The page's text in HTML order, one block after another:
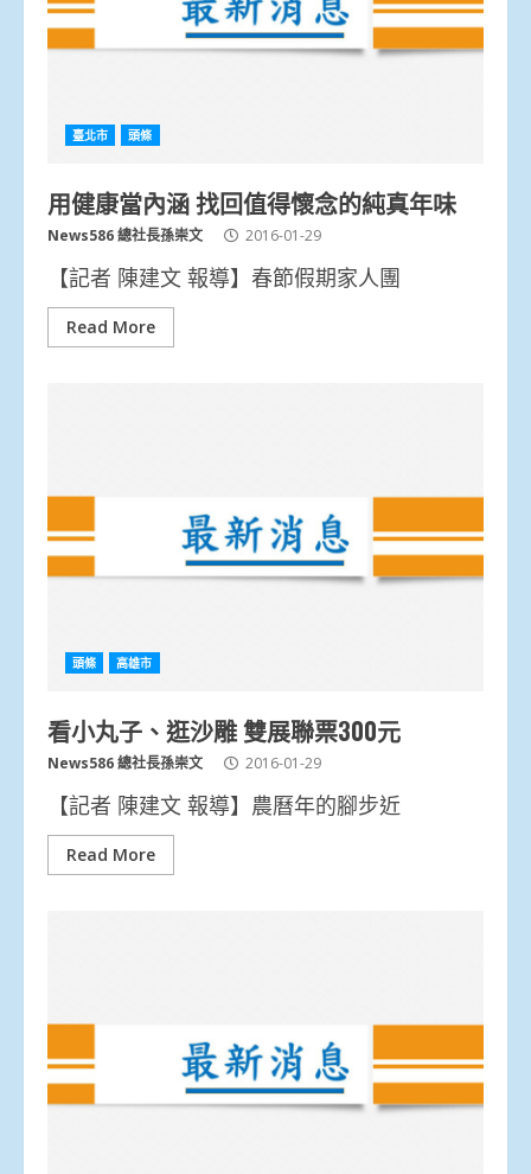
臺北市 頭條
用健康當內涵 找回值得懷念的純真年味
News586 總社長孫崇文 2016-01-29
【記者 陳建文 報導】春節假期家人團
Read More
頭條 高雄市
看小丸子、逛沙雕 雙展聯票300元
News586 總社長孫崇文 2016-01-29
【記者 陳建文 報導】農曆年的腳步近
Read More